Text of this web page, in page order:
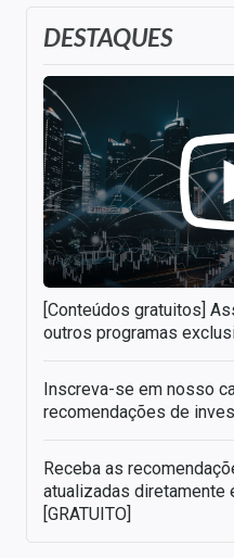
DESTAQUES
[Conteúdos gratuitos]
outros programas
Inscreva-se em nosso
recomendações de
Receba as
atualizadas diretamente
[GRATUITO]